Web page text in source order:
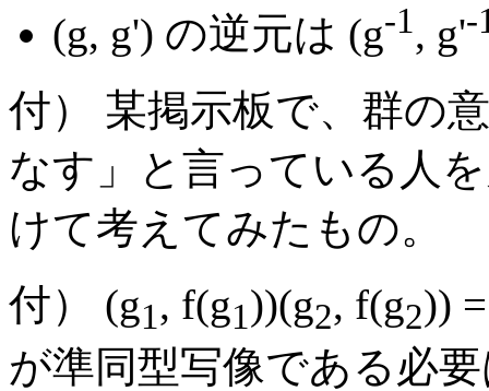
(g, g') の逆元は (g-1, g'-
付） 某掲示板で、群の
なす」と言っている人
けて考えてみたもの。
付） (g1, f(g1))(g2, f(g2))
が準同型写像である必